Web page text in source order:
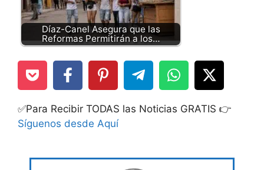
Díaz-Canel Asegura que las
Reformas Permitirán a los…
✅Para Recibir TODAS las Noticias GRATIS 👉
Síguenos desde Aquí